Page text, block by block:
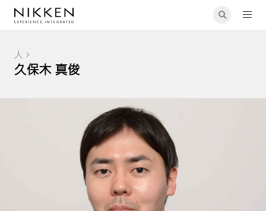
人
久保木 真俊